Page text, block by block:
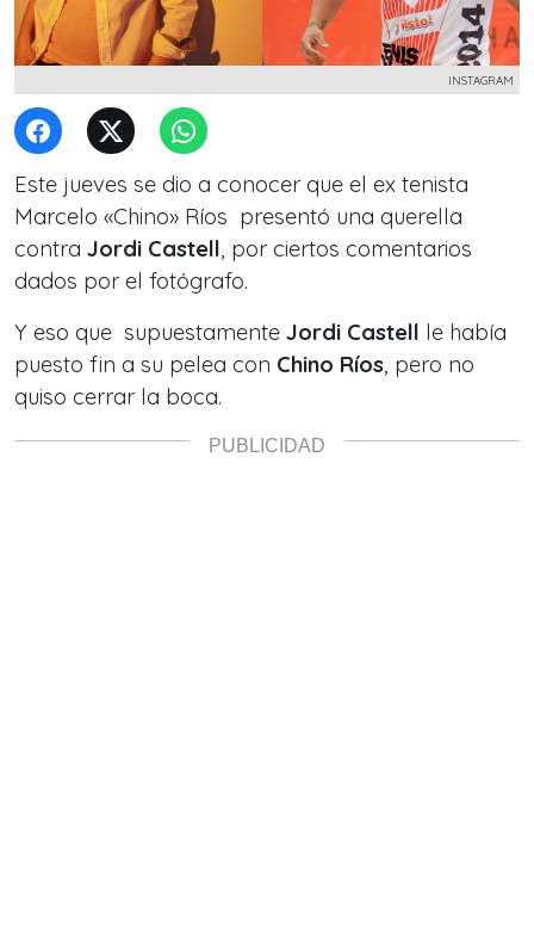
INSTAGRAM
Este jueves se dio a conocer que el ex tenista
Marcelo «Chino» Ríos presentó una querella
contra Jordi Castell, por ciertos comentarios
dados por el fotógrafo.
Y eso que supuestamente Jordi Castell le había
puesto fin a su pelea con Chino Ríos, pero no
quiso cerrar la boca.